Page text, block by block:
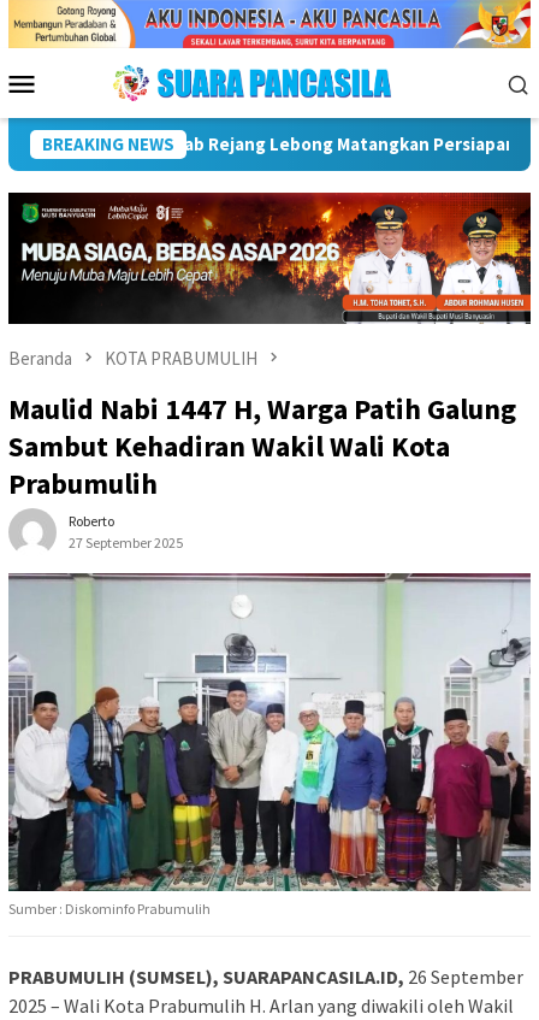
Menu
Mobile
BREAKING NEWS
Plt Bupati Hadiri Pemusnahan Barang Bukti 88 Perkara
Beranda KOTA PRABUMULIH
Maulid Nabi 1447 H, Warga Patih Galung
Sambut Kehadiran Wakil Wali Kota
Prabumulih
Roberto
27 September 2025
Sumber : Diskominfo Prabumulih
PRABUMULIH (SUMSEL), SUARAPANCASILA.ID, 26 September
2025 – Wali Kota Prabumulih H. Arlan yang diwakili oleh Wakil